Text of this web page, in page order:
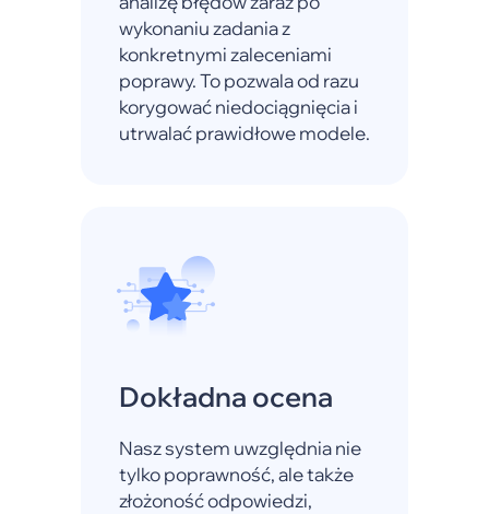
wykonaniu zadania z
konkretnymi zaleceniami
poprawy. To pozwala od razu
korygować niedociągnięcia i
utrwalać prawidłowe modele.
Dokładna ocena
Nasz system uwzględnia nie
tylko poprawność, ale także
złożoność odpowiedzi,